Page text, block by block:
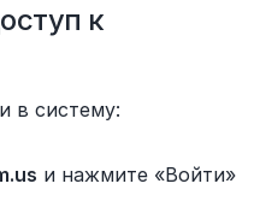
к
в систему:
и нажмите «Войти»